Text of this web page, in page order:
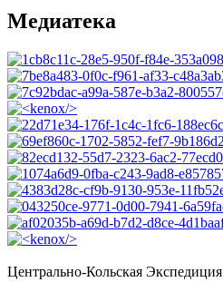
Медиатека
Центрально-Кольская Экспедиция